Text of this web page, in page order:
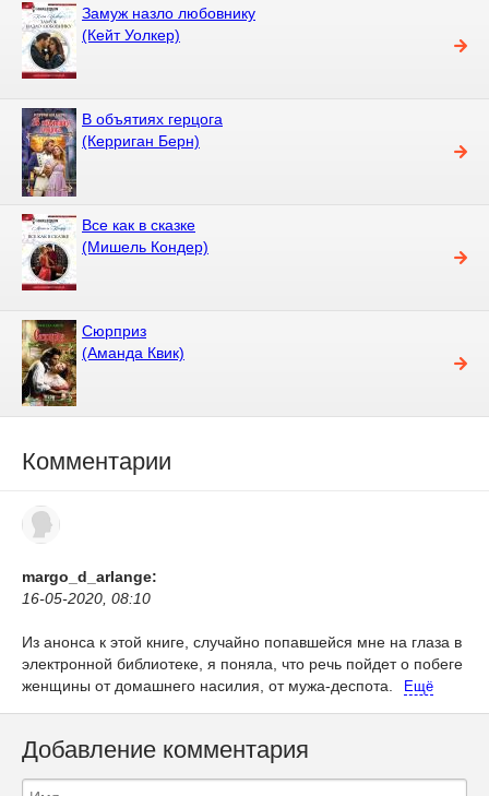
Замуж назло любовнику
(Кейт Уолкер)
В объятиях герцога
(Керриган Берн)
Все как в сказке
(Мишель Кондер)
Сюрприз
(Аманда Квик)
Комментарии
margo_d_arlange:
16-05-2020, 08:10
Из анонса к этой книге, случайно попавшейся мне на глаза в
электронной библиотеке, я поняла, что речь пойдет о побеге
женщины от домашнего насилия, от мужа-деспота.
Ещё
Добавление комментария